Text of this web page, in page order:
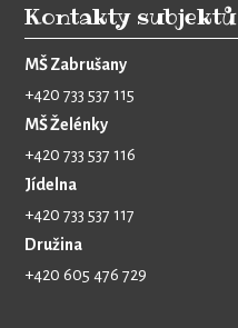
Kontakty subjektů
MŠ Zabrušany
+420 733 537 115
MŠ Želénky
+420 733 537 116
Jídelna
+420 733 537 117
Družina
+420 605 476 729